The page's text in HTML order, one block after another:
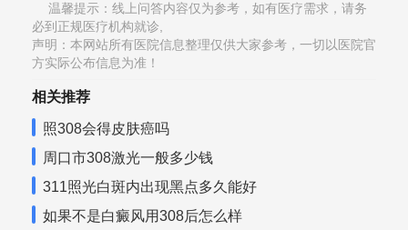
温馨提示：线上问答内容仅为参考，如有医疗需求，请务
必到正规医疗机构就诊,
声明：本网站所有医院信息整理仅供大家参考，一切以医院官
方实际公布信息为准！
相关推荐
照308会得皮肤癌吗
周口市308激光一般多少钱
311照光白斑内出现黑点多久能好
如果不是白癜风用308后怎么样